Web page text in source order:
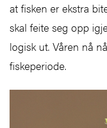
at fisken er ekstra
skal feite seg opp
logisk ut. Våren nå
fiskeperiode.